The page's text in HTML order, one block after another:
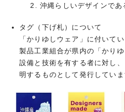
沖縄らしいデザインであ
タグ（下げ札）について
「かりゆしウェア」に付いて
製品工業組合が県内の「かり
設備と技術を有する者に対し
明するものとして発行していま